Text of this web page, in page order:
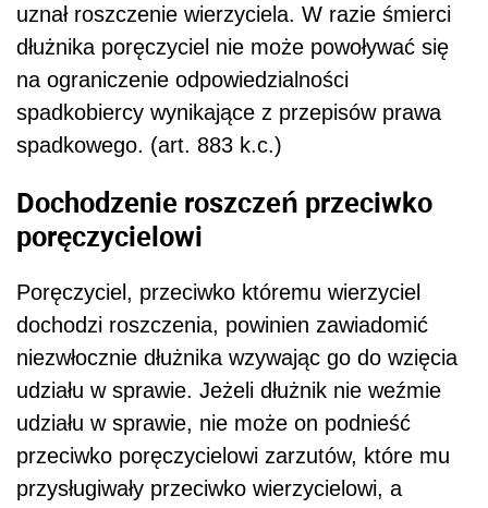
uznał roszczenie wierzyciela. W razie śmierci
dłużnika poręczyciel nie może powoływać się
na ograniczenie odpowiedzialności
spadkobiercy wynikające z przepisów prawa
spadkowego. (art. 883 k.c.)
Dochodzenie roszczeń przeciwko
poręczycielowi
Poręczyciel, przeciwko któremu wierzyciel
dochodzi roszczenia, powinien zawiadomić
niezwłocznie dłużnika wzywając go do wzięcia
udziału w sprawie. Jeżeli dłużnik nie weźmie
udziału w sprawie, nie może on podnieść
przeciwko poręczycielowi zarzutów, które mu
przysługiwały przeciwko wierzycielowi, a